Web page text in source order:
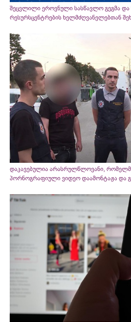
შეცვლილი ეროვნული სასწავლო გეგმა
რესურსცენტრების ხელმძღვანელებთან
დაკავებულია არასრულწლოვანი,
პორნოგრაფიული ვიდეო დაამონტაჟა და